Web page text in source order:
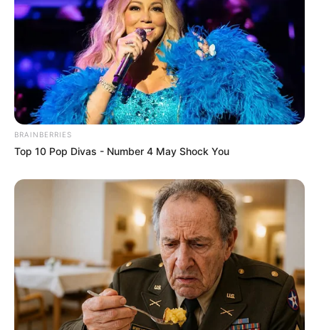
El señor le acariciaba la manita a su bebé y me
dio mucha ternura.. poco a poco me animé a
hablarle y me contó su historia..
Su esposa llevaba ya varios días internada y se
encontraba muy d3l!c4da..
Son jornaleros ambos y me conto que gana
poco en el campo sin embargo con la situacion
BRAINBERRIES
Top 10 Pop Divas - Number 4 May Shock You